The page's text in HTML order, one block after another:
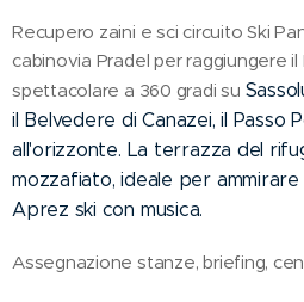
Recupero zaini e sci circuito Ski
cabinovia Pradel per raggiungere
spettacolare a 360 gradi su
il Belvedere diCanazei, il Passo
all'orizzonte. La terrazza del
mozzafiato, ideale per ammirare
Aprez ski con musica.
Assegnazione stanze, briefing,